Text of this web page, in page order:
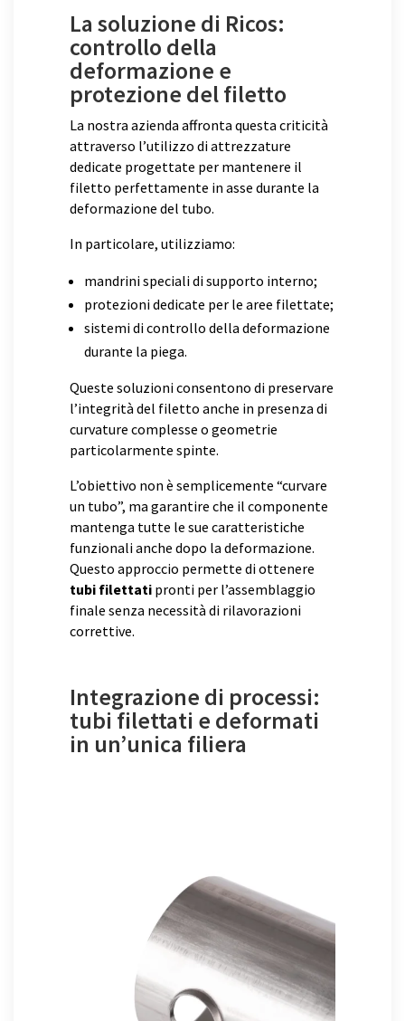
La soluzione di Ricos:
controllo della
deformazione e
protezione del filetto
La nostra azienda affronta questa criticità
attraverso l’utilizzo di attrezzature
dedicate progettate per mantenere il
filetto perfettamente in asse durante la
deformazione del tubo.
In particolare, utilizziamo:
mandrini speciali di supporto interno;
protezioni dedicate per le aree filettate;
sistemi di controllo della deformazione
durante la piega.
Queste soluzioni consentono di preservare
l’integrità del filetto anche in presenza di
curvature complesse o geometrie
particolarmente spinte.
L’obiettivo non è semplicemente “curvare
un tubo”, ma garantire che il componente
mantenga tutte le sue caratteristiche
funzionali anche dopo la deformazione.
Questo approccio permette di ottenere
tubi filettatipronti per l’assemblaggio
finale senza necessità di rilavorazioni
correttive.
Integrazione di processi:
tubi filettati e deformati
in un’unica filiera